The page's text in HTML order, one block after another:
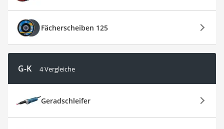
Fächerscheiben 125
G-K 4 Vergleiche
Geradschleifer